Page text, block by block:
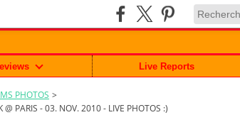
Live Reports
PHOTOS >
PARIS - 03. NOV. 2010 - LIVE PHOTOS :)